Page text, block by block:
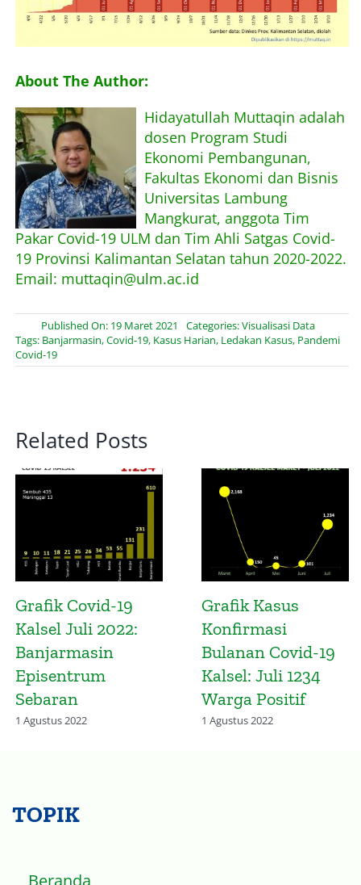
About The Author:
Hidayatullah Muttaqin adalah
dosen Program Studi
Ekonomi Pembangunan,
Fakultas Ekonomi dan Bisnis
Universitas Lambung
Mangkurat, anggota Tim
Pakar Covid-19 ULM dan Tim Ahli Satgas Covid-
19 Provinsi Kalimantan Selatan tahun 2020-2022.
Email: muttaqin@ulm.ac.id
Published On: 19 Maret 2021 Categories:Visualisasi Data
Tags: Banjarmasin,Covid-19, Kasus Harian, Ledakan Kasus, Pandemi
Covid-19
Related Posts
Grafik Kematian di
Kalsel Masih
Terjadi Meski
Gelombang
Omicron Melandai
17 Maret 2022
Peta Konsentrasi
Penduduk Hulu
Sungai Utara dan
Sungai Nagara
20 Januari 2023
TOPIK
Beranda